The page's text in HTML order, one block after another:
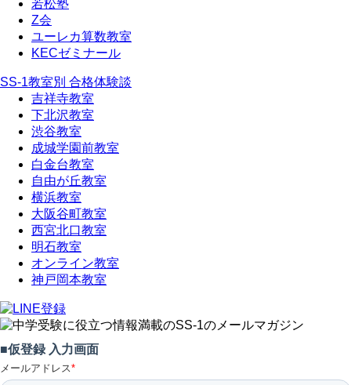
若松塾
Z会
ユーレカ算数教室
KECゼミナール
SS-1教室別 合格体験談
吉祥寺教室
下北沢教室
渋谷教室
成城学園前教室
白金台教室
自由が丘教室
横浜教室
大阪谷町教室
西宮北口教室
明石教室
オンライン教室
神戸岡本教室